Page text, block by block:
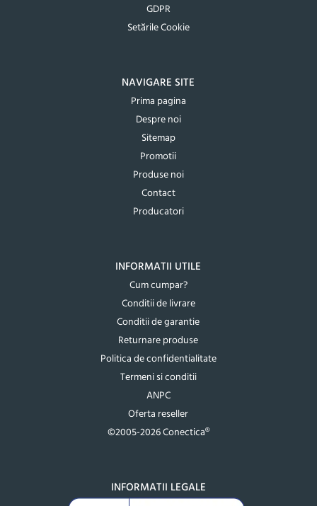
GDPR
Setările Cookie
NAVIGARE SITE
Prima pagina
Despre noi
Sitemap
Promotii
Produse noi
Contact
Producatori
INFORMATII UTILE
Cum cumpar?
Conditii de livrare
Conditii de garantie
Returnare produse
Politica de confidentialitate
Termeni si conditii
ANPC
Oferta reseller
©2005-2026 Conectica®
INFORMATII LEGALE